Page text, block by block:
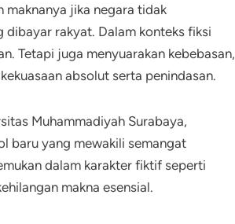
maknanya jika negara tidak
rakyat. Dalam konteks fiksi
Tetapi juga menyuarakan kebebasan,
absolut serta penindasan.
Muhammadiyah Surabaya,
baru yang mewakili semangat
dalam karakter fiktif seperti
makna esensial.